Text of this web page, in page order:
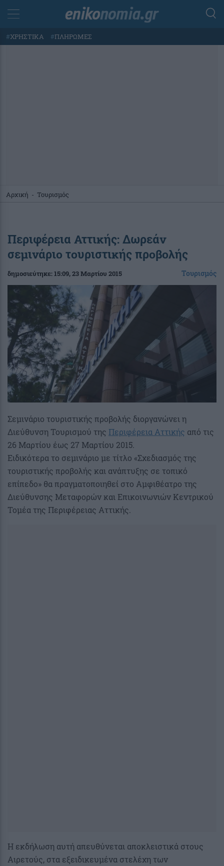
#ΧΡΗΣΤΙΚΑ #ΠΛΗΡΩΜΕΣ
Αρχική - Τουρισμός
Περιφέρεια Αττικής: Δωρεάν
σεμινάριο τουριστικής προβολής
δημοσιεύτηκε:15:09, 23 Μαρτίου 2015 Τουρισμός
Σεμινάριο τουριστικής προβολής διοργανώνει η
Διεύθυνση Τουρισμού της Περιφέρεια Αττικής από τις
26 Μαρτίου έως 27 Μαρτίου 2015.
Ειδικότερα το σεμινάριο με τίτλο «Σχεδιασμός της
τουριστικής προβολής και ανάπτυξης σε τοπικό
επίπεδο» θα πραγματοποιηθεί στο Αμφιθέατρο της
Διεύθυνσης Μεταφορών και Επικοινωνιών Κεντρικού
Τομέα της Περιφέρειας Αττικής.
Η εκδήλωση αυτή απευθύνεται αποκλειστικά στους
Αιρετούς, στα εξειδικευμένα στελέχη των